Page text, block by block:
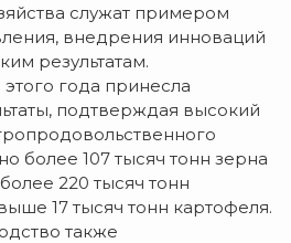
служат примером
внедрения инноваций
результатам.
года принесла
подтверждая высокий
более 107 тысяч тонн зерна
220 тысяч тонн
17 тысяч тонн картофеля.
также